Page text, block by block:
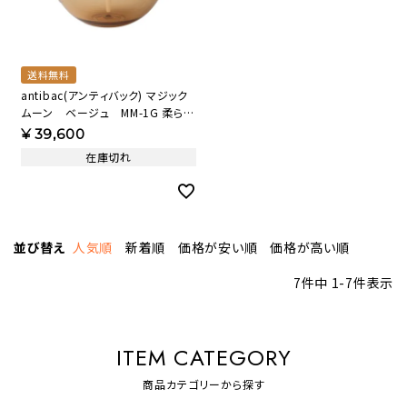
送料無料
antibac(アンティバック) マジック
ムーン ベージュ MM-1G 柔らか
な部屋の基調に合うベージュ
¥39,600
在庫切れ
並び替え 人気順 新着順 価格が安い順
価格が高い順
7件中 1-7件表示
ITEM CATEGORY
商品カテゴリーから探す